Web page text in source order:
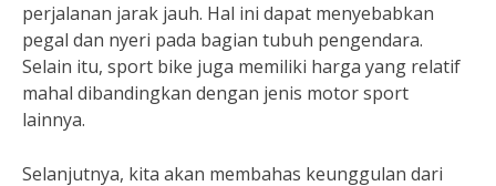
perjalanan jarak jauh. Hal ini dapat menyebabkan
pegal dan nyeri pada bagian tubuh pengendara.
Selain itu, sport bike juga memiliki harga yang relatif
mahal dibandingkan dengan jenis motor sport
lainnya.
Selanjutnya, kita akan membahas keunggulan dari